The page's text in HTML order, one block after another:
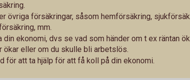
övriga försäkringar, såsom hemförsäkring,
mm.
ekonomi, dvs se vad som händer om t ex räntan
ökar eller om du skulle bli arbetslös.
för att ta hjälp för att få koll på din ekonomi.